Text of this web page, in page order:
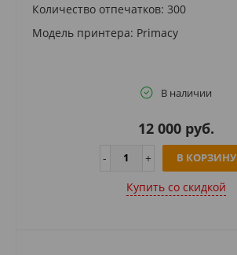
Количество отпечатков: 300
Модель принтера: Primacy
В наличии
12 000 руб.
В КОРЗИНУ
Купить cо скидкой